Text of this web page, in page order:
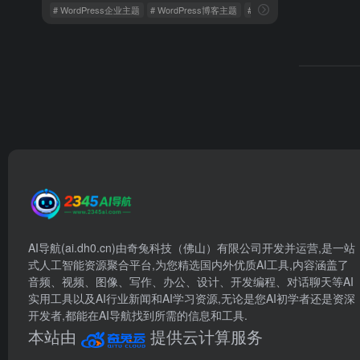
# WordPress企业主题 # WordPress博客主题 # 免费WordPress主题
AI导航(ai.dh0.cn)由奇兔科技（佛山）有限公司开发并运营,是一站
式人工智能资源聚合平台,为您精选国内外优质AI工具,内容涵盖了
音频、视频、图像、写作、办公、设计、开发编程、对话聊天等AI
实用工具以及AI行业新闻和AI学习资源,无论是您AI初学者还是资深
开发者,都能在AI导航找到所需的信息和工具.
本站由 提供云计算服务